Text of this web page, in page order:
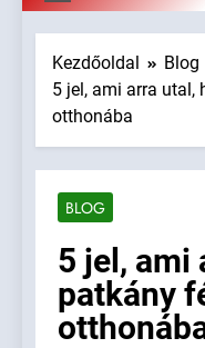
Kezdőoldal
Blog
5 jel, ami arra utal,
otthonába
BLOG
5 jel, ami
patkány